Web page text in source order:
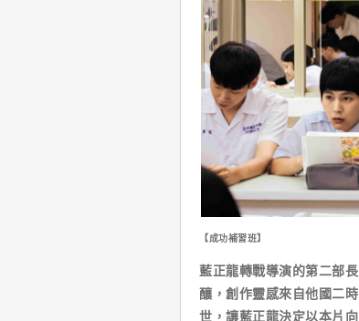
【成功補習班】
藍正龍轉戰導演的第二部
釀，創作靈感來自他國二
世，讓藍正龍決定以本片